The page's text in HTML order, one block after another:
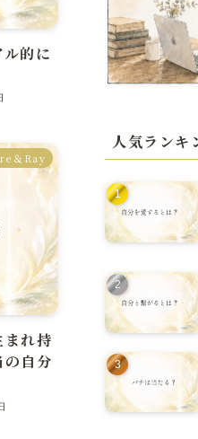
的に
＆Ray
れ持
自分
人気ランキ